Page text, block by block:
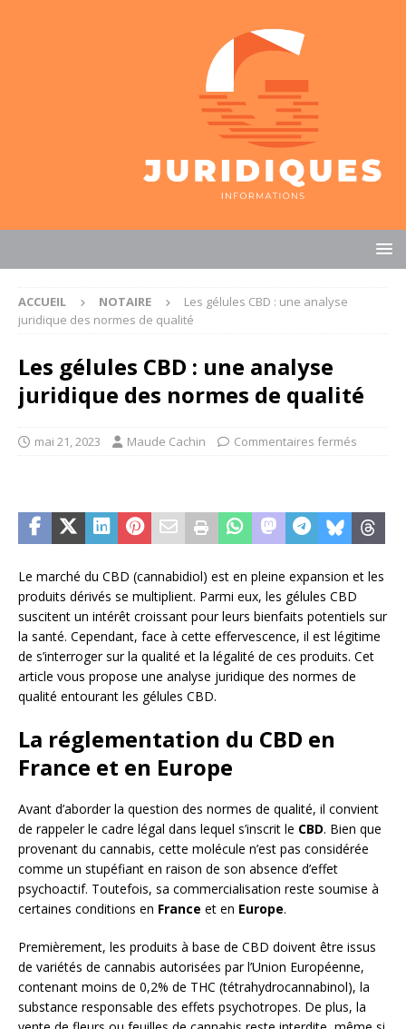
ACCUEIL NOTAIRE
Les gélules CBD : une analyse
juridique des normes de qualité
Les gélules CBD : une analyse
juridique des normes de qualité
mai 21, 2023 Maude Cachin Commentaires fermés
Le marché du CBD (cannabidiol) est en pleine expansion et les
produits dérivés se multiplient. Parmi eux, les gélules CBD
suscitent un intérêt croissant pour leurs bienfaits potentiels sur
la santé. Cependant, face à cette effervescence, il est légitime
de s’interroger sur la qualité et la légalité de ces produits. Cet
article vous propose une analyse juridique des normes de
qualité entourant les gélules CBD.
La réglementation du CBD en
France et en Europe
Avant d’aborder la question des normes de qualité, il convient
de rappeler le cadre légal dans lequel s’inscrit le CBD. Bien que
provenant du cannabis, cette molécule n’est pas considérée
comme un stupéfiant en raison de son absence d’effet
psychoactif. Toutefois, sa commercialisation reste soumise à
certaines conditions en France et en Europe.
Premièrement, les produits à base de CBD doivent être issus
de variétés de cannabis autorisées par l’Union Européenne,
contenant moins de 0,2% de THC (tétrahydrocannabinol), la
substance responsable des effets psychotropes. De plus, la